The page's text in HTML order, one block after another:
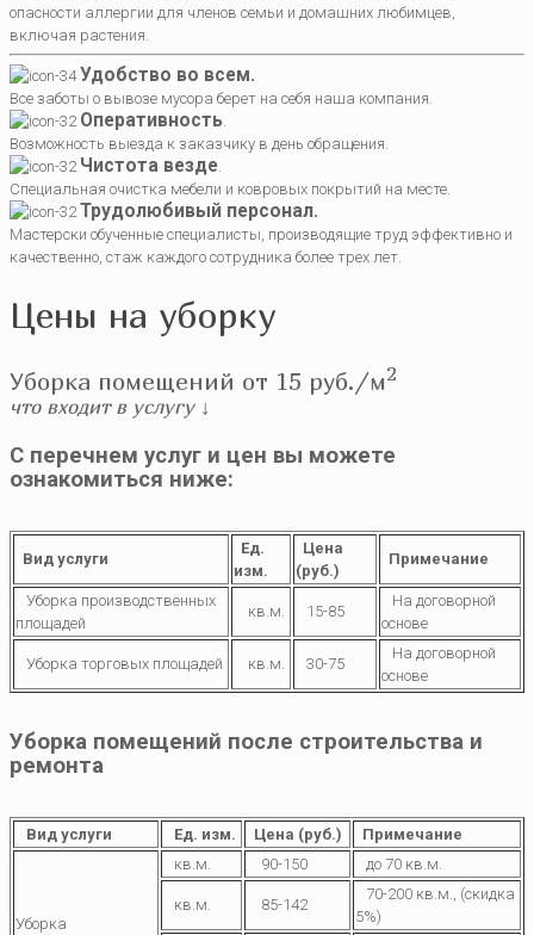
опасности аллергии для членов семьи и домашних любимцев,
включая растения.
Удобство во всем.
Все заботы о вывозе мусора берет на себя наша компания.
Оперативность
Возможность выезда к заказчику в день обращения.
Чистота везде
Специальная очистка мебели и ковровых покрытий на месте.
Трудолюбивый персонал.
Мастерски обученные специалисты, производящие труд эффективно и
качественно, стаж каждого сотрудника более трех лет.
Цены на уборку
Уборка помещений от 15 руб./м2
что входит в услугу↓
C перечнем услуг и цен вы можете
ознакомиться ниже:
Вид услуги
Ед.
изм.
Цена
(руб.)
Примечание
Уборка производственных
площадей
кв.м. 15-85
На договорной
основе
Уборка торговых площадей кв.м. 30-75
На договорной
основе
Уборка помещений после строительства и
ремонта
Вид услуги Ед. изм. Цена (руб.) Примечание
Уборка
кв.м. 90-150 до 70 кв.м.
кв.м. 85-142
70-200 кв.м., (скидка
5%)